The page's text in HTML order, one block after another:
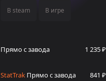
В steam В игре
Прямо с завода 1 235 ₽
StatTrak Прямо с завода 841 ₽